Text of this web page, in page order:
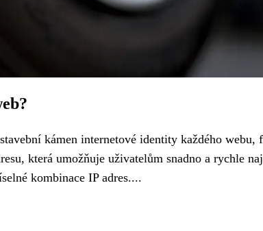
kámen internetové identity každého webu,
která umožňuje uživatelům snadno a rychle
kombinace IP adres....